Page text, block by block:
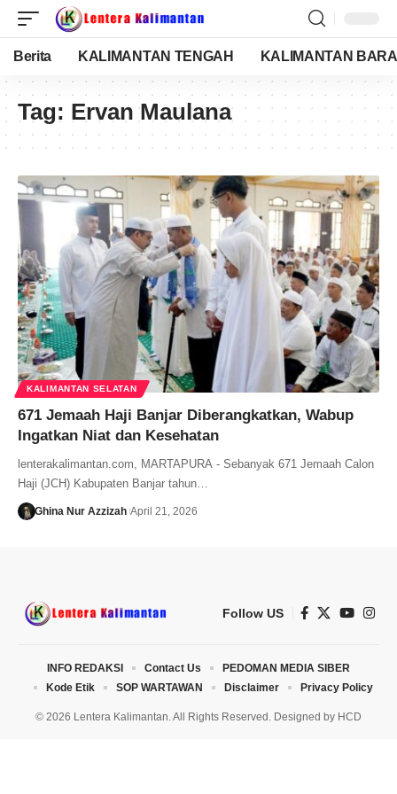
Berita KALIMANTAN TENGAH KALIMANTAN
Tag: Ervan Maulana
KALIMANTAN SELATAN
671 Jemaah Haji Banjar Diberangkatkan, Wabup
Ingatkan Niat dan Kesehatan
lenterakalimantan.com, MARTAPURA - Sebanyak 671 Jemaah Calon
Haji (JCH) Kabupaten Banjar tahun…
Ghina Nur Azzizah April 21, 2026
Follow US
© 2026 Lentera Kalimantan. All Rights Reserved. Designed by HCD
INFO REDAKSI Contact Us
PEDOMAN MEDIA SIBER
Kode Etik
SOP WARTAWAN Disclaimer Privacy Policy